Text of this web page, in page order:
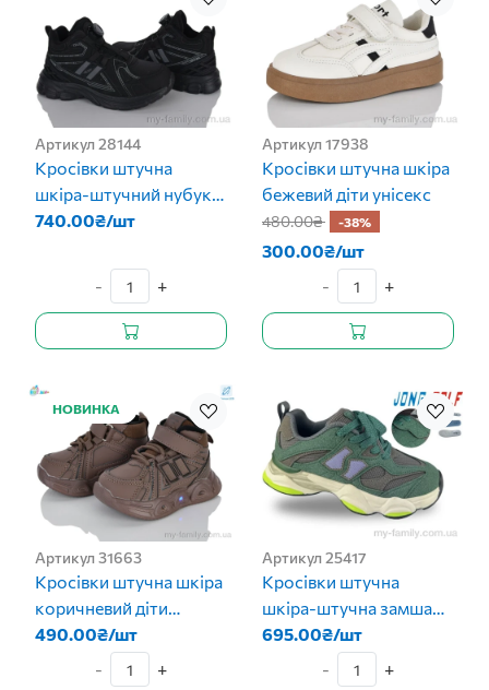
Артикул 28144
Кросівки штучна
шкіра-штучний нубук
чорний діти хлопчик
740.00₴/шт
- +
Артикул 17938
Кросівки штучна шкіра
бежевий діти унісекс
480.00₴ -38%
300.00₴/шт
-
+
НОВИНКА
Артикул 31663
Кросівки штучна шкіра
коричневий діти
хлопчик
490.00₴/шт
-
+
Артикул 25417
Кросівки штучна
шкіра-штучна замша
зелений діти унісекс
695.00₴/шт
-
+